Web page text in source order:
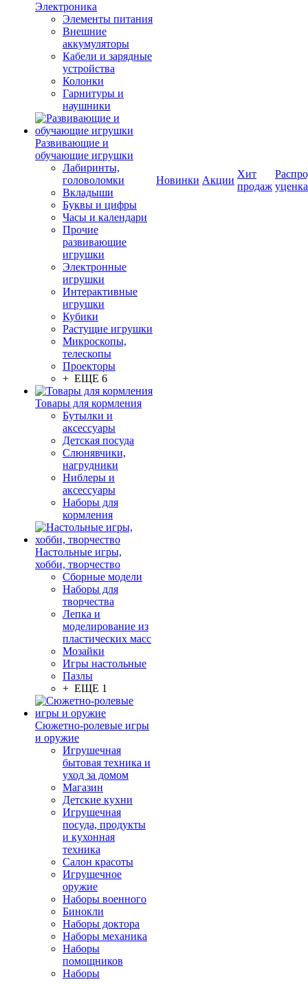
Электроника
Элементы питания
Внешние
аккумуляторы
Кабели и зарядные
устройства
Колонки
Гарнитуры и
наушники
Развивающие и
обучающие игрушки
Лабиринты,
головоломки
Вкладыши
Буквы и цифры
Часы и календари
Прочие
развивающие
игрушки
Электронные
игрушки
Интерактивные
игрушки
Кубики
Растущие игрушки
Микроскопы,
телескопы
Проекторы
+ ЕЩЕ 6
Товары для кормления
Бутылки и
аксессуары
Детская посуда
Слюнявчики,
нагрудники
Ниблеры и
аксессуары
Наборы для
кормления
Настольные игры,
хобби, творчество
Сборные модели
Наборы для
творчества
Лепка и
моделирование из
пластических масс
Мозайки
Игры настольные
Пазлы
+ ЕЩЕ 1
Сюжетно-ролевые игры
и оружие
Игрушечная
бытовая техника и
уход за домом
Магазин
Детские кухни
Игрушечная
посуда, продукты
и кухонная
техника
Салон красоты
Игрушечное
оружие
Наборы военного
Бинокли
Наборы доктора
Наборы механика
Наборы
помощников
Наборы
Новинки Акции
Хит
продаж уценка